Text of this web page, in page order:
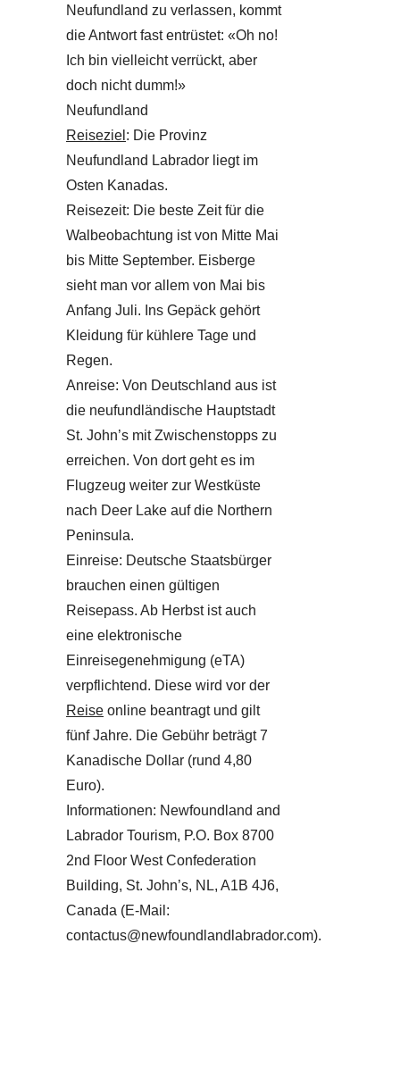
Neufundland zu verlassen, kommt
die Antwort fast entrüstet: «Oh no!
Ich bin vielleicht verrückt, aber
doch nicht dumm!»
Neufundland
Reiseziel : Die Provinz
Neufundland Labrador liegt im
Osten Kanadas.
Reisezeit: Die beste Zeit für die
Walbeobachtung ist von Mitte Mai
bis Mitte September. Eisberge
sieht man vor allem von Mai bis
Anfang Juli. Ins Gepäck gehört
Kleidung für kühlere Tage und
Regen.
Anreise: Von Deutschland aus ist
die neufundländische Hauptstadt
St. John’s mit Zwischenstopps zu
erreichen. Von dort geht es im
Flugzeug weiter zur Westküste
nach Deer Lake auf die Northern
Peninsula.
Einreise: Deutsche Staatsbürger
brauchen einen gültigen
Reisepass. Ab Herbst ist auch
eine elektronische
Einreisegenehmigung (eTA)
verpflichtend. Diese wird vor der
Reise online beantragt und gilt
fünf Jahre. Die Gebühr beträgt 7
Kanadische Dollar (rund 4,80
Euro).
Informationen: Newfoundland and
Labrador Tourism, P.O. Box 8700
2nd Floor West Confederation
Building, St. John’s, NL, A1B 4J6,
Canada (E-Mail:
contactus@newfoundlandlabrador.com).